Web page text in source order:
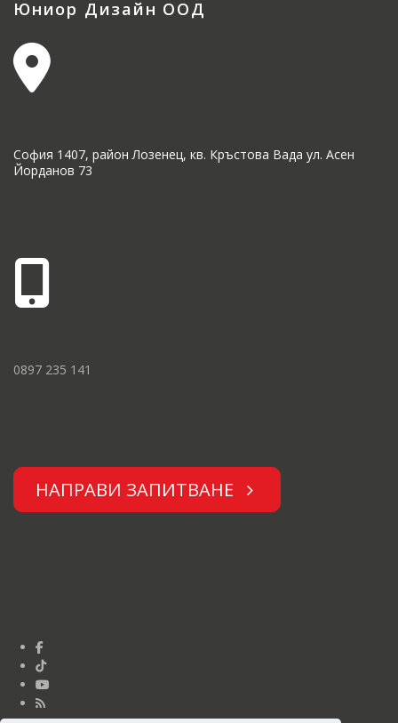
Юниор Дизайн ООД
София 1407, район Лозенец, кв. Кръстова Вада ул. Асен
Йорданов 73
0897 235 141
НАПРАВИ ЗАПИТВАНЕ